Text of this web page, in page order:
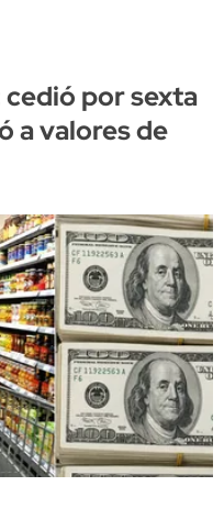
cedió por sexta
a valores de